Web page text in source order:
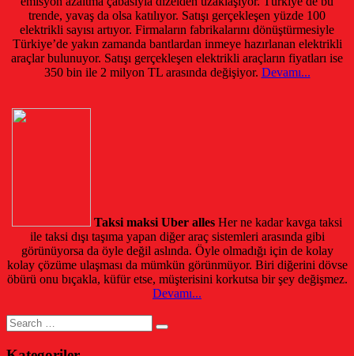
trende, yavaş da olsa katılıyor. Satışı gerçekleşen yüzde 100
elektrikli sayısı artıyor. Firmaların fabrikalarını dönüştürmesiyle
Türkiye’de yakın zamanda bantlardan inmeye hazırlanan elektrikli
araçlar bulunuyor. Satışı gerçekleşen elektrikli araçların fiyatları ise
350 bin ile 2 milyon TL arasında değişiyor. Devamı...
Taksi maksi Uber alles Her ne kadar kavga taksi
ile taksi dışı taşıma yapan diğer araç sistemleri arasında gibi
görünüyorsa da öyle değil aslında. Öyle olmadığı için de kolay
kolay çözüme ulaşması da mümkün görünmüyor. Biri diğerini dövse
öbürü onu bıçakla, küfür etse, müşterisini korkutsa bir şey değişmez.
Devamı...
Search
for: